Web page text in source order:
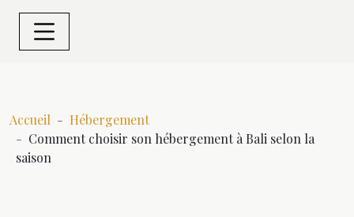
Accueil
Hébergement
Comment choisir son hébergement à Bali selon la
saison